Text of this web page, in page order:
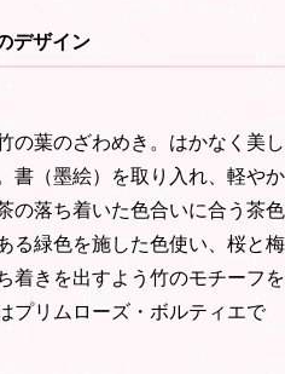
デザイン
の葉のざわめき。はかなく美し
書（墨絵）を取り入れ、軽やか
の落ち着いた色合いに合う茶色
る緑色を施した色使い、桜と梅
着きを出すよう竹のモチーフを
プリムローズ・ボルティエで